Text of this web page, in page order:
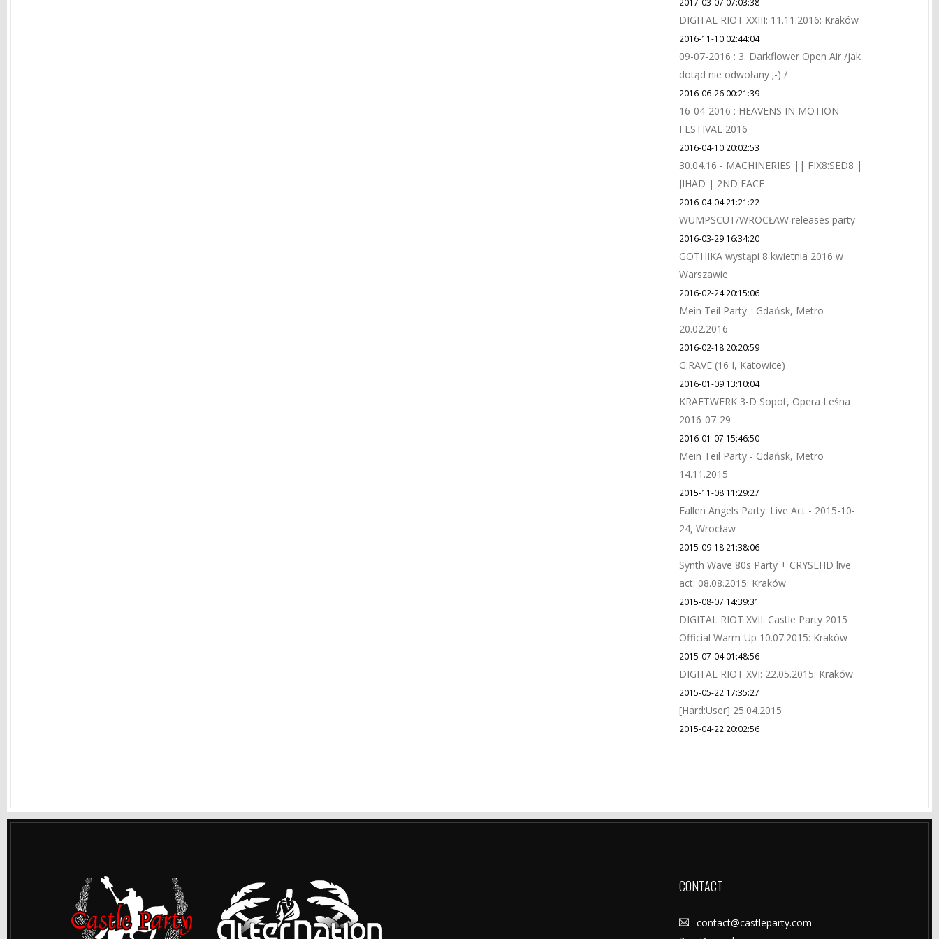
DIGITAL RIOT XXIII: 11.11.2016: Kraków
2016-11-10 02:44:04
09-07-2016 : 3. Darkflower Open Air /jak
dotąd nie odwołany ;-) /
2016-06-26 00:21:39
16-04-2016 : HEAVENS IN MOTION -
FESTIVAL 2016
2016-04-10 20:02:53
30.04.16 - MACHINERIES || FIX8:SED8 |
JIHAD | 2ND FACE
2016-04-04 21:21:22
WUMPSCUT/WROCŁAW releases party
2016-03-29 16:34:20
GOTHIKA wystąpi 8 kwietnia 2016 w
Warszawie
2016-02-24 20:15:06
Mein Teil Party - Gdańsk, Metro
20.02.2016
2016-02-18 20:20:59
G:RAVE (16 I, Katowice)
2016-01-09 13:10:04
KRAFTWERK 3-D Sopot, Opera Leśna
2016-07-29
2016-01-07 15:46:50
Mein Teil Party - Gdańsk, Metro
14.11.2015
2015-11-08 11:29:27
Fallen Angels Party: Live Act - 2015-10-
24, Wrocław
2015-09-18 21:38:06
Synth Wave 80s Party + CRYSEHD live
act: 08.08.2015: Kraków
2015-08-07 14:39:31
DIGITAL RIOT XVII: Castle Party 2015
Official Warm-Up 10.07.2015: Kraków
2015-07-04 01:48:56
DIGITAL RIOT XVI: 22.05.2015: Kraków
2015-05-22 17:35:27
[Hard:User] 25.04.2015
2015-04-22 20:02:56
CONTACT
contact@castleparty.com